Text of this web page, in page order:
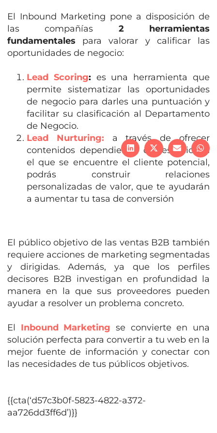
El Inbound Marketing pone a disposición de
las compañías 2 herramientas
fundamentales para valorar y calificar las
oportunidades de negocio:
Lead Scoring: es una herramienta que
permite sistematizar las oportunidades
de negocio para darles una puntuación y
facilitar su clasificación al Departamento
de Negocio.
Lead Nurturing: a través de ofrecer
contenidos dependiendo del estadio en
el que se encuentre el cliente potencial,
podrás construir relaciones
personalizadas de valor, que te ayudarán
a aumentar tu tasa de conversión
El público objetivo de las ventas B2B también
requiere acciones de marketing segmentadas
y dirigidas. Además, ya que los perfiles
decisores B2B investigan en profundidad la
manera en la que sus proveedores pueden
ayudar a resolver un problema concreto.
El Inbound Marketing se convierte en una
solución perfecta para convertir a tu web en la
mejor fuente de información y conectar con
las necesidades de tus públicos objetivos.
{{cta(‘d57c3b0f-5823-4822-a372-
aa726dd3ff6d’)}}